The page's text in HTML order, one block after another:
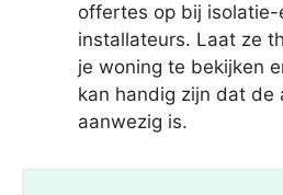
offertes op bij isolatie-
installateurs. Laat ze
je woning te bekijken
kan handig zijn dat de
aanwezig is.